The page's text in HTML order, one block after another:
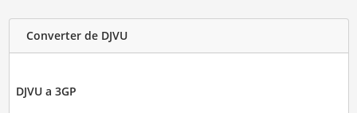
Converter de DJVU
DJVU a 3GP